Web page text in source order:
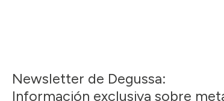
Newsletter de Degussa:
Información exclusiva sobre